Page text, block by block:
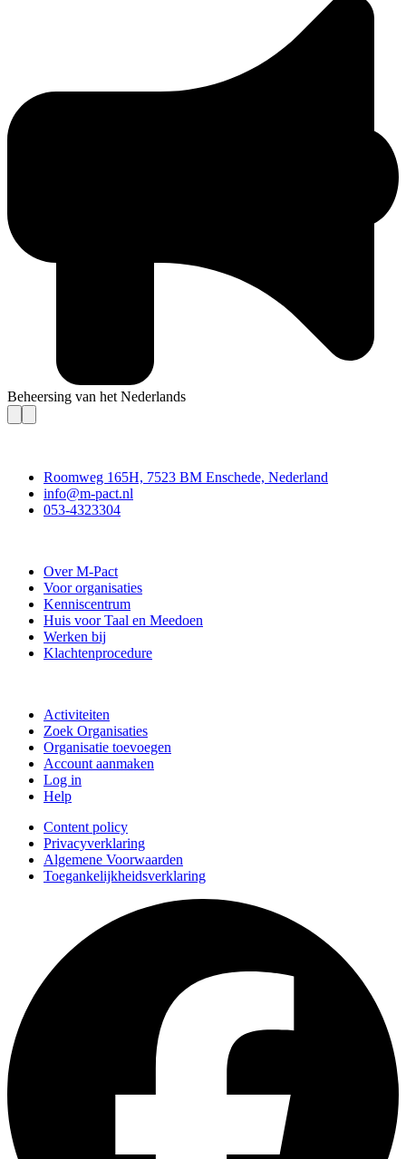
Beheersing van het Nederlands
Roomweg 165H, 7523 BM Enschede, Nederland
info@m-pact.nl
053-4323304
Over M-Pact
Voor organisaties
Kenniscentrum
Huis voor Taal en Meedoen
Werken bij
Klachtenprocedure
Activiteiten
Zoek Organisaties
Organisatie toevoegen
Account aanmaken
Log in
Help
Content policy
Privacyverklaring
Algemene Voorwaarden
Toegankelijkheidsverklaring